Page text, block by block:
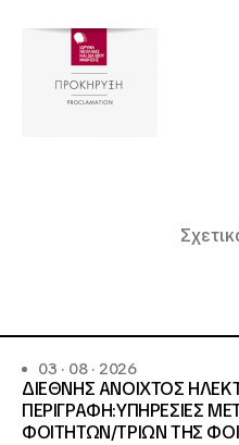
03 · 08 · 2026
ΔΙΕΘΝΗΣ ΑΝΟΙΧΤΟΣ
ΠΕΡΙΓΡΑΦΗ:ΥΠΗΡΕΣΙΕΣ
ΦΟΙΤΗΤΩΝ/ΤΡΙΩΝ ΤΗΣ